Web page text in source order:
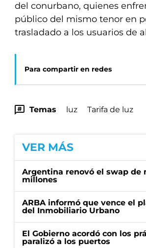
del conurbano, quienes
público del mismo tenor en
trasladado a los usuarios de
Para compartir en redes
Temas luz Tarifa de luz
VER MÁS
Argentina renovó el swap de
millones
ARBA informó que vence el
del Inmobiliario Urbano
El Gobierno acordó con los
paralizó a los puertos